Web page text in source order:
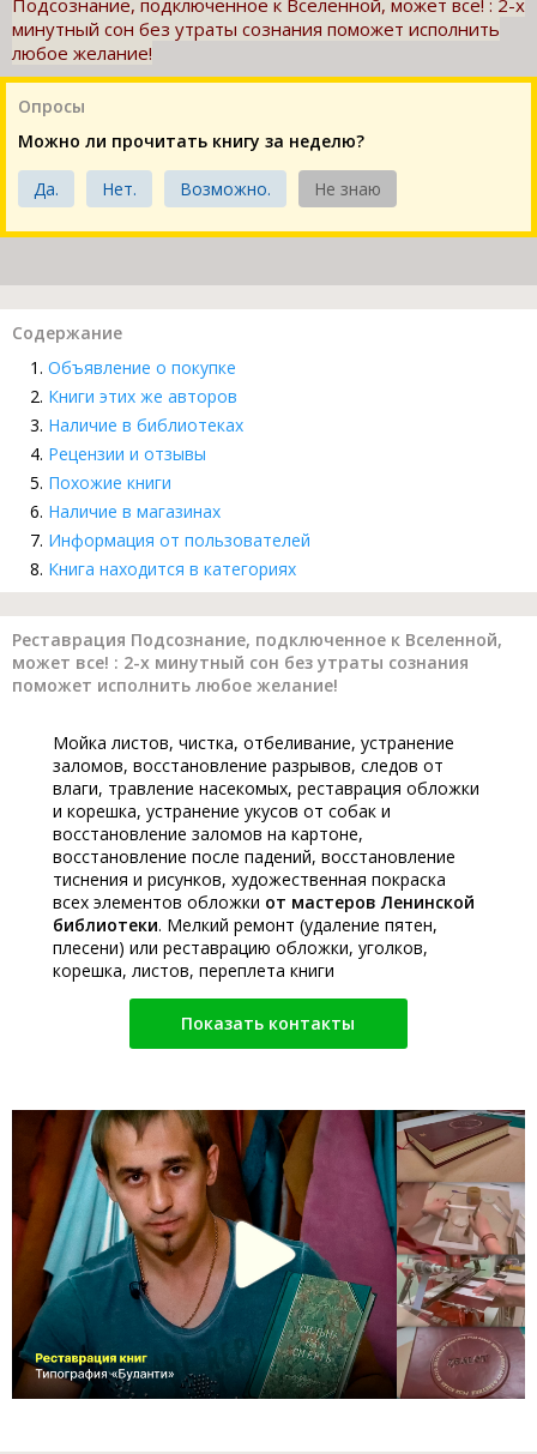
Подсознание, подключенное к Вселенной, может все! : 2-х
минутный сон без утраты сознания поможет исполнить
любое желание!
Опросы
Можно ли прочитать книгу за неделю?
Да. Нет. Возможно. Не знаю
Содержание
Объявление о покупке
Книги этих же авторов
Наличие в библиотеках
Рецензии и отзывы
Похожие книги
Наличие в магазинах
Информация от пользователей
Книга находится в категориях
Реставрация Подсознание, подключенное к Вселенной,
может все! : 2-х минутный сон без утраты сознания
поможет исполнить любое желание!
Мойка листов, чистка, отбеливание, устранение
заломов, восстановление разрывов, следов от
влаги, травление насекомых, реставрация обложки
и корешка, устранение укусов от собак и
восстановление заломов на картоне,
восстановление после падений, восстановление
тиснения и рисунков, художественная покраска
всех элементов обложки от мастеров Ленинской
библиотеки. Мелкий ремонт (удаление пятен,
плесени) или реставрацию обложки, уголков,
корешка, листов, переплета книги
Показать контакты